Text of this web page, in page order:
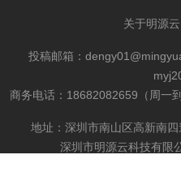
关于明源云
投稿邮箱：
商务电话：18682082659（周一
地址：深圳市南山区高新南
深圳市明源云科技有限